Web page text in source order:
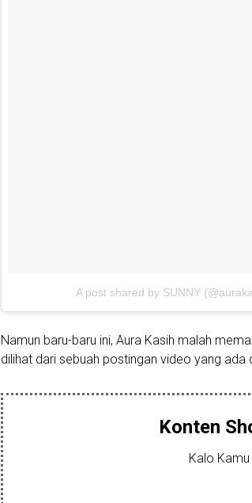
A post shared by SUNNY
Namun baru-baru ini, Aura Kasih malah
dilihat dari sebuah postingan video yang ada
Konten
Kalo Kamu